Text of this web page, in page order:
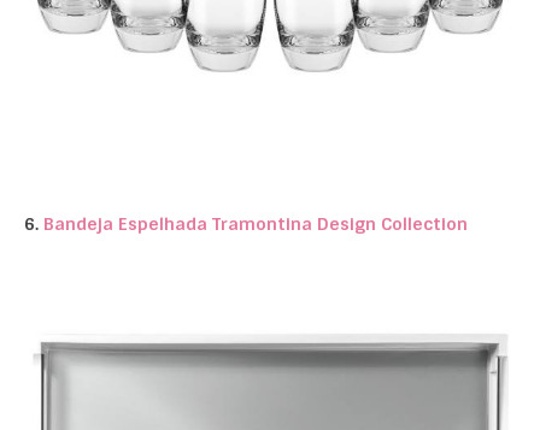
6. Bandeja Espelhada Tramontina Design Collection